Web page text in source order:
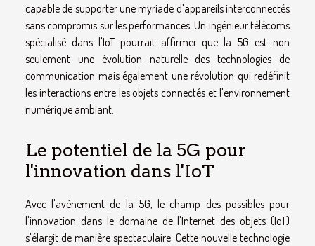
capable de supporter une myriade d'appareils interconnectés
sans compromis sur les performances. Un ingénieur télécoms
spécialisé dans l'IoT pourrait affirmer que la 5G est non
seulement une évolution naturelle des technologies de
communication mais également une révolution qui redéfinit
les interactions entre les objets connectés et l'environnement
numérique ambiant.
Le potentiel de la 5G pour
l'innovation dans l'IoT
Avec l'avènement de la 5G, le champ des possibles pour
l'innovation dans le domaine de l'Internet des objets (IoT)
s'élargit de manière spectaculaire. Cette nouvelle technologie